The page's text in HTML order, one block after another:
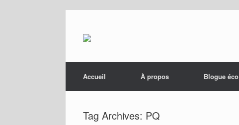
Accueil
À propos Blogue éco
Tag Archives: PQ